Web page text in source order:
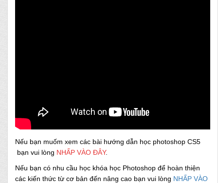
Nếu bạn muốm xem các bài hướng dẫn học photoshop CS5
bạn vui lòng NHẤP VÀO ĐÂY.
Nếu bạn có nhu cầu học khóa học Photoshop để hoàn thiện
các kiến thức từ cơ bản đến nâng cao bạn vui lòng NHẤP VÀO